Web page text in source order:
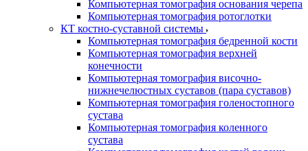
Компьютерная томография основания черепа
Компьютерная томография ротоглотки
КТ костно-суставной системы
Компьютерная томография бедренной кости
Компьютерная томография верхней
конечности
Компьютерная томография височно-
нижнечелюстных суставов (пара суставов)
Компьютерная томография голеностопного
сустава
Компьютерная томография коленного
сустава